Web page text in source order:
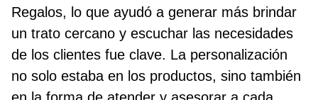
Regalos, lo que ayudó a generar más brindar
un trato cercano y escuchar las necesidades
de los clientes fue clave. La personalización
no solo estaba en los productos, sino también